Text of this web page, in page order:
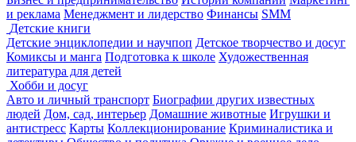
и реклама Менеджмент и лидерство Финансы SMM
Детские книги
Детские энциклопедии и научпоп Детское творчество и досуг
Комиксы и манга Подготовка к школе Художественная
литература для детей
Хобби и досуг
Авто и личный транспорт Биографии других известных
людей Дом, сад, интерьер Домашние животные Игрушки и
антистресс Карты Коллекционирование Криминалистика и